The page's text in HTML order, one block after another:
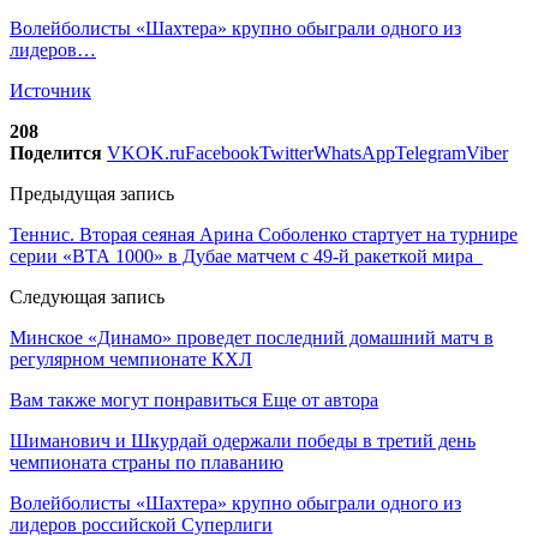
Волейболисты «Шахтера» крупно обыграли одного из
лидеров…
Источник
208
Поделится VKOK.ruFacebookTwitterWhatsAppTelegramViber
Предыдущая запись
Теннис. Вторая сеяная Арина Соболенко стартует на турнире
серии «ВТА 1000» в Дубае матчем с 49-й ракеткой мира
Следующая запись
Минское «Динамо» проведет последний домашний матч в
регулярном чемпионате КХЛ
Вам также могут понравиться Еще от автора
Шиманович и Шкурдай одержали победы в третий день
чемпионата страны по плаванию
Волейболисты «Шахтера» крупно обыграли одного из
лидеров российской Суперлиги